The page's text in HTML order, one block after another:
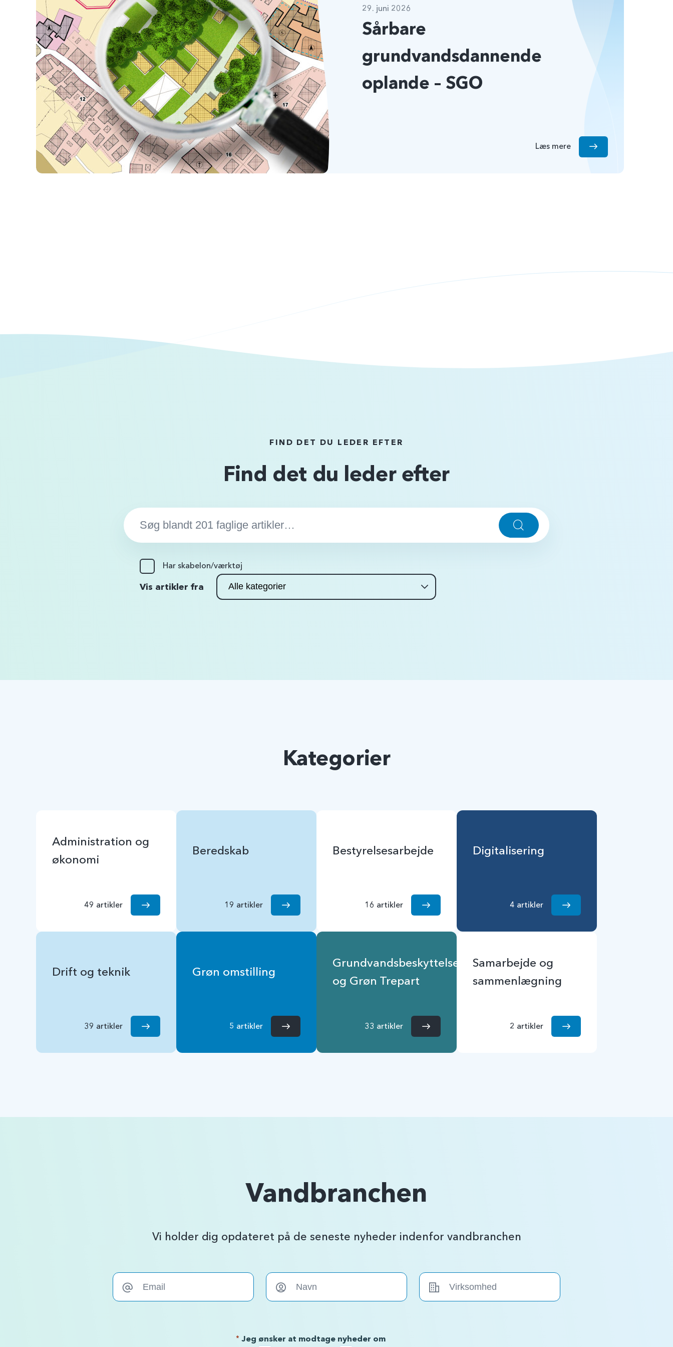
29. juni 2026
Sårbare
grundvandsdannende
oplande – SGO
Læs mere
FIND DET DU LEDER EFTER
Find det du leder efter
Søg…:
Søg
Har skabelon/værktøj
Vis artikler fra
Kategorier
Administration og
økonomi
49 artikler
Beredskab
19 artikler
Bestyrelsesarbejde
16 artikler
Digitalisering
4 artikler
Drift og teknik
39 artikler
Grøn omstilling
5 artikler
Grundvandsbeskyttelse
og Grøn Trepart
33 artikler
Samarbejde og
sammenlægning
2 artikler
Vandbranchen
Vi holder dig opdateret på de seneste nyheder indenfor vandbranchen
Jeg ønsker at modtage nyheder om
*